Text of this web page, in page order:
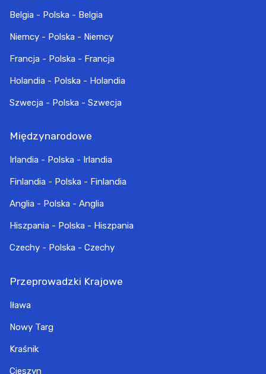
Belgia - Polska - Belgia
Niemcy - Polska - Niemcy
Francja - Polska - Francja
Holandia - Polska - Holandia
Szwecja - Polska - Szwecja
Międzynarodowe
Irlandia - Polska - Irlandia
Finlandia - Polska - Finlandia
Anglia - Polska - Anglia
Hiszpania - Polska - Hiszpania
Czechy - Polska - Czechy
Przeprowadzki Krajowe
Iława
Nowy Targ
Kraśnik
Cieszyn